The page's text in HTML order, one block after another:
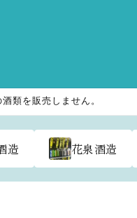
類を販売しません。
造 花泉酒造